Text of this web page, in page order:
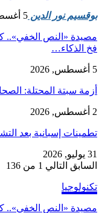
بوقسيم نور الدين 5 أغسطس, 2026
فخ الذكاء…
5 أغسطس, 2026
أزمة سبتة المحتلة:
2 أغسطس, 2026
تطمينات إسبانية بعد
31 يوليو, 2026
السابق التالي 1 من 136
تكنولوجيا